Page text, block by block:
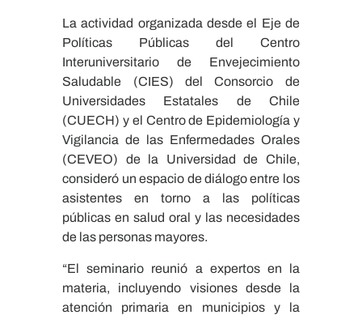
La actividad organizada desde el Eje de
Políticas Públicas del Centro
Interuniversitario de Envejecimiento
Saludable (CIES) del Consorcio de
Universidades Estatales de Chile
(CUECH) y el Centro de Epidemiología y
Vigilancia de las Enfermedades Orales
(CEVEO) de la Universidad de Chile,
consideró un espacio de diálogo entre los
asistentes en torno a las políticas
públicas en salud oral y las necesidades
de las personas mayores.
“El seminario reunió a expertos en la
materia, incluyendo visiones desde la
atención primaria en municipios y la